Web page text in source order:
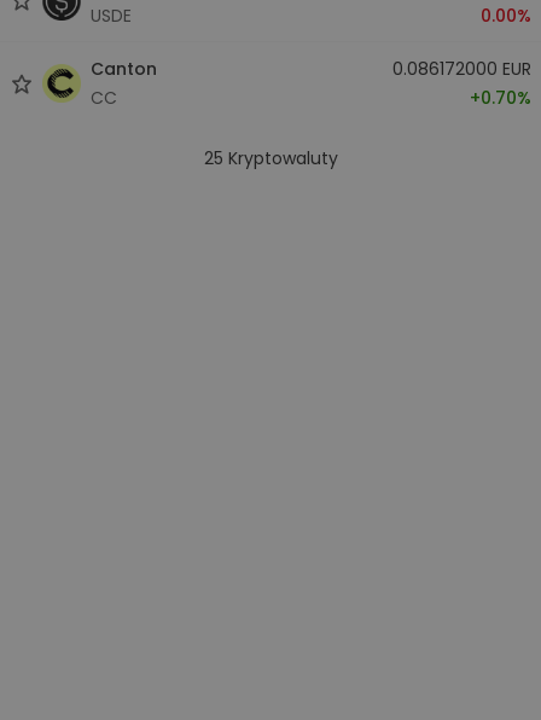
USDE
0.00%
Canton
CC
0.086172000 EUR
+0.70%
25 Kryptowaluty